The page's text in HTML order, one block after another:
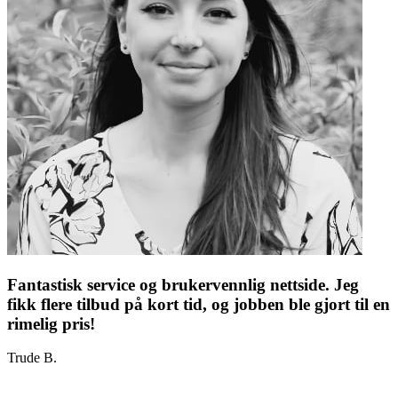
Fantastisk service og brukervennlig nettside. Jeg
fikk flere tilbud på kort tid, og jobben ble gjort til en
rimelig pris!
Trude B.